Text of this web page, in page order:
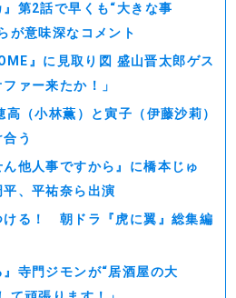
』第2話で早くも“大きな事
意味深なコメント
』に見取り図 盛山晋太郎ゲス
ァー来たか！」
高（小林薫）と寅子（伊藤沙莉）
う
他人事ですから』に橋本じゅ
、平祐奈ら出演
ける！ 朝ドラ『虎に翼』総集編
』寺門ジモンが“居酒屋の大